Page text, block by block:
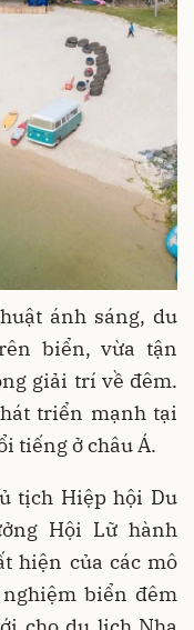
ánh sáng, du
biển, vừa tận
giải trí về đêm.
triển mạnh tại
tiếng ở châu Á.
tịch Hiệp hội Du
Hội Lữ hành
hiện của các mô
biển đêm